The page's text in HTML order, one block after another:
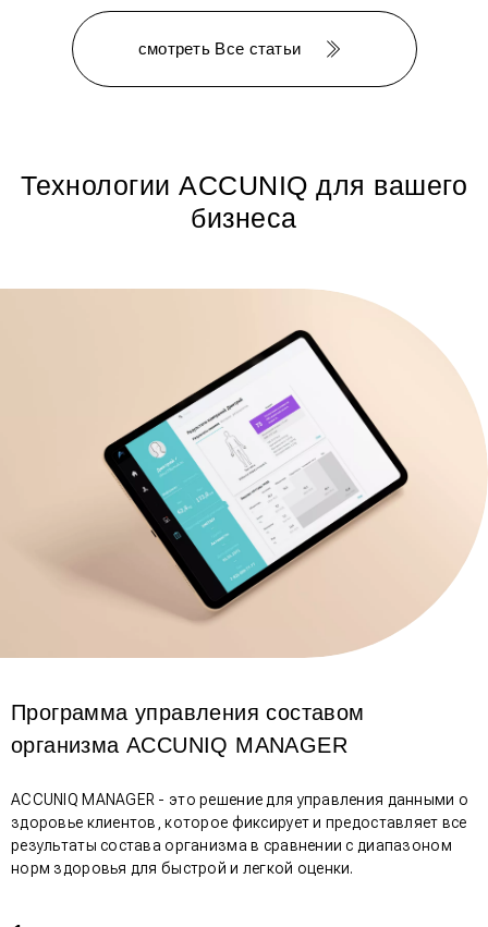
смотреть Все статьи
Технологии ACCUNIQ для вашего
бизнеса
Программа управления составом
организма ACCUNIQ MANAGER
ACCUNIQ MANAGER - это решение для управления данными о
здоровье клиентов, которое фиксирует и предоставляет все
результаты состава организма в сравнении с диапазоном
норм здоровья для быстрой и легкой оценки.